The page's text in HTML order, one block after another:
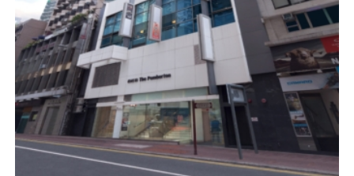
文咸東街22-26號
建築顧問